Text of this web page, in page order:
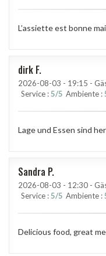
L’assiette est bonne
dirk F
2026-08-03 - 19:15 -
Service :5/5 Ambiente :
Lage und Essen sind
Sandra P
2026-08-03 - 12:30 -
Service :5/5 Ambiente :
Delicious food, great